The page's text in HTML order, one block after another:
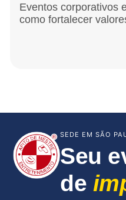
Eventos corporativos
como fortalecer
SEDE EM SÃO
Seu
de